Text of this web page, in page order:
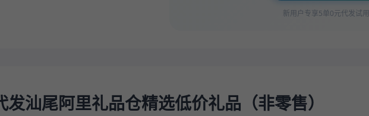
新用户专享5单0元代发试用
发汕尾阿里礼品仓精选低价礼品（非零售）